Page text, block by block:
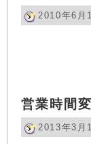
2010年6月
営業時間
2013年3月